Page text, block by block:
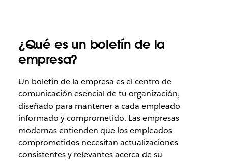
¿Qué es un boletín de la
empresa?
Un boletín de la empresa es el centro de
comunicación esencial de tu organización,
diseñado para mantener a cada empleado
informado y comprometido. Las empresas
modernas entienden que los empleados
comprometidos necesitan actualizaciones
consistentes y relevantes acerca de su